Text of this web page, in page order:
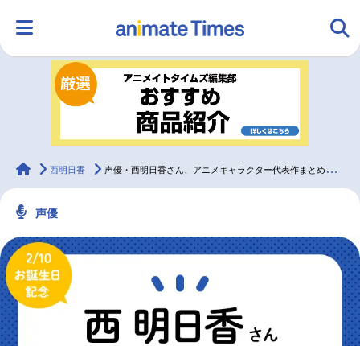
ランキング アニメ
ラジオ
2.5次元 配信・Vtuber
animateTimes
西明日香 声優・西明日香さん、アニメキャラクター代表作まとめ（2022年版）
声優